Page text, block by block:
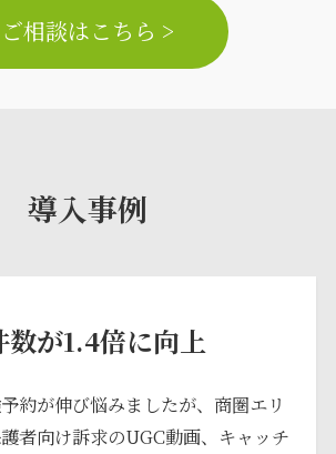
相談はこちら >
導入事例
が1.4倍に向上
約が伸び悩みましたが、商圏エリ
者向け訴求のUGC動画、キャッチ